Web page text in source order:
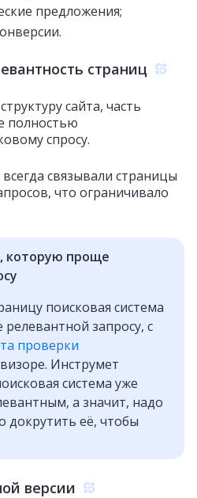
предложения;
страниц
сайта, часть
полностью
спросу.
связывали страницы
что ограничивало
которую проще
поисковая система
запросу, с
проверки
Инструмет
система уже
а значит, надо
докрутить её, чтобы
версии